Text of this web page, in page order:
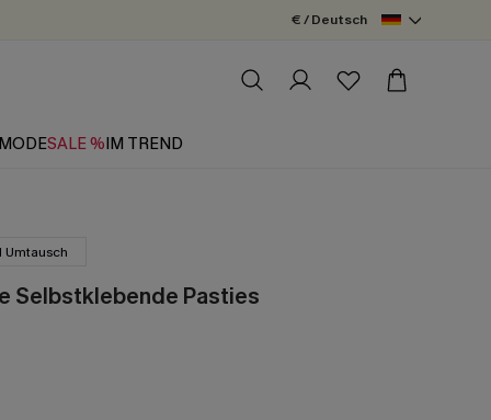
€ / Deutsch
SALE %IM TREND
Umtausch
Selbstklebende Pasties